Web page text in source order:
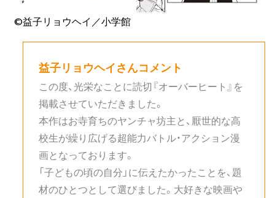
©益子リョウヘイ／小学館
益子リョウヘイさんコメント
この度、光栄なことに読切『オーバーヒート』を
掲載させていただきました。
本作はお寺育ちのヤンチャ坊主と、厭世的な高
校生が繰り広げる超能力バトル・アクション漫
画となっております。
「子どもの頃の自分」に伝えたかったことを、題
材のひとつとして選びました。大好きな映画や